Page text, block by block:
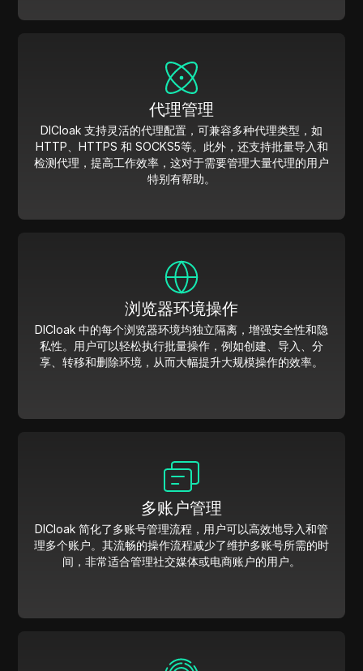
代理管理
DICloak 支持灵活的代理配置，可兼容多种代理类型，如
HTTP、HTTPS 和 SOCKS5等。此外，还支持批量导入和
检测代理，提高工作效率，这对于需要管理大量代理的用户
特别有帮助。
浏览器环境操作
DICloak 中的每个浏览器环境均独立隔离，增强安全性和隐
私性。用户可以轻松执行批量操作，例如创建、导入、分
享、转移和删除环境，从而大幅提升大规模操作的效率。
多账户管理
DICloak 简化了多账号管理流程，用户可以高效地导入和管
理多个账户。其流畅的操作流程减少了维护多账号所需的时
间，非常适合管理社交媒体或电商账户的用户。